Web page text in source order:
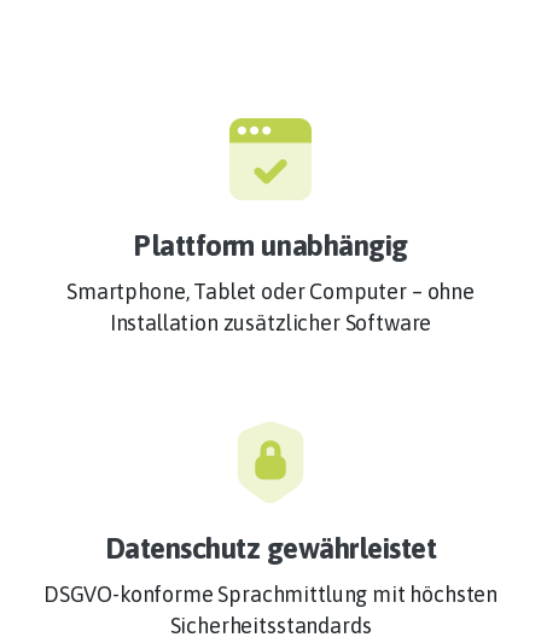
Plattform unabhängig
Smartphone, Tablet oder Computer – ohne
Installation zusätzlicher Software
Datenschutz gewährleistet
DSGVO-konforme Sprachmittlung mit höchsten
Sicherheitsstandards